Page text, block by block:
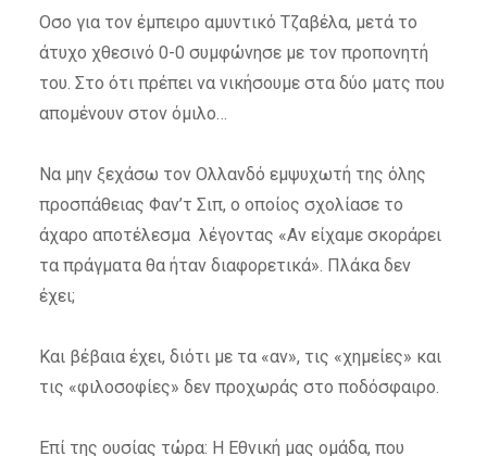
Οσο για τον έμπειρο αμυντικό Τζαβέλα, μετά το
άτυχο χθεσινό 0-0 συμφώνησε με τον προπονητή
του. Στο ότι πρέπει να νικήσουμε στα δύο ματς που
απομένουν στον όμιλο…
Να μην ξεχάσω τον Ολλανδό εμψυχωτή της όλης
προσπάθειας Φαν’τ Σιπ, ο οποίος σχολίασε το
άχαρο αποτέλεσμα λέγοντας «Αν είχαμε σκοράρει
τα πράγματα θα ήταν διαφορετικά». Πλάκα δεν
έχει;
Και βέβαια έχει, διότι με τα «αν», τις «χημείες» και
τις «φιλοσοφίες» δεν προχωράς στο ποδόσφαιρο.
Επί της ουσίας τώρα: Η Εθνική μας ομάδα, που